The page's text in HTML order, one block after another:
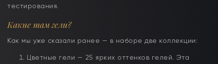
тестирования.
Какие там гели?
Как мы уже сказали ранее — в наборе две коллекции:
Цветные гели — 25 ярких оттенков гелей. Эта